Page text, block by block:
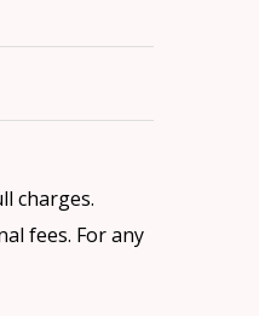
charges.
fees. For any